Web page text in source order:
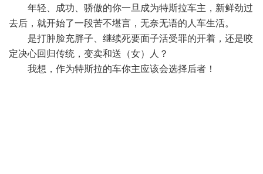
年轻、成功、骄傲的你一旦成为特斯拉车主，新鲜劲过
去后，就开始了一段苦不堪言，无奈无语的人车生活。
是打肿脸充胖子、继续死要面子活受罪的开着，还是咬
定决心回归传统，变卖和送（女）人？
我想，作为特斯拉的车你主应该会选择后者！